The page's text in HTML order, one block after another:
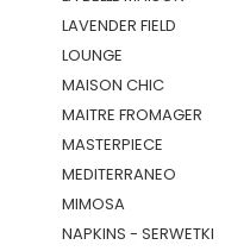
LAVENDER FIELD
LOUNGE
MAISON CHIC
MAITRE FROMAGER
MASTERPIECE
MEDITERRANEO
MIMOSA
NAPKINS - SERWETKI